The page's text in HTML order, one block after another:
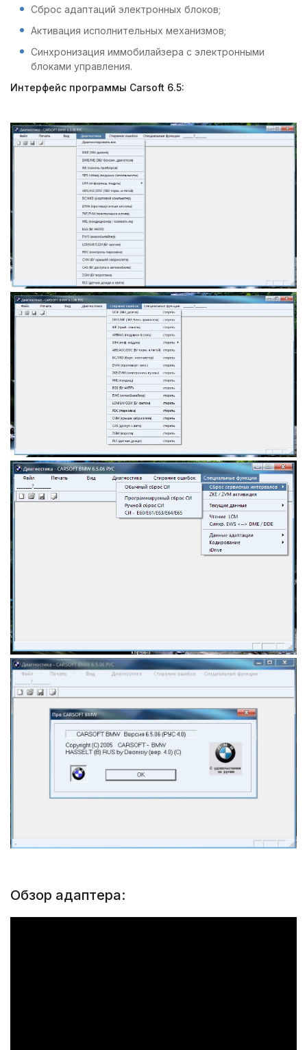
Сброс адаптаций электронных блоков;
Активация исполнительных механизмов;
Синхронизация иммобилайзера с электронными
блоками управления.
Интерфейс программы Carsoft 6.5:
Обзор адаптера: